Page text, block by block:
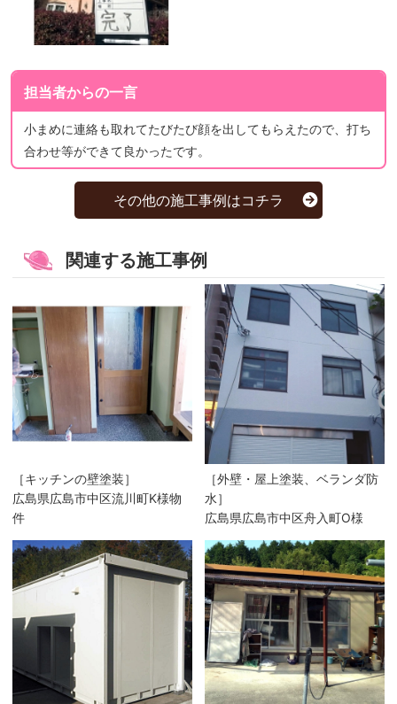
担当者からの一言
小まめに連絡も取れてたびたび顔を出してもらえたので、打ち
合わせ等ができて良かったです。
その他の施工事例はコチラ
関連する施工事例
［キッチンの壁塗装］
広島県広島市中区流川町K様物
件
［外壁・屋上塗装、ベランダ防
水］
広島県広島市中区舟入町O様